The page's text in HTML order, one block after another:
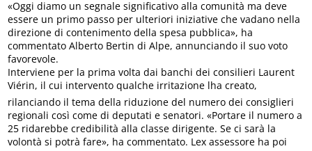
«Oggi diamo un segnale significativo alla comunità ma deve
essere un primo passo per ulteriori iniziative che vadano nella
direzione di contenimento della spesa pubblica», ha
commentato Alberto Bertin di Alpe, annunciando il suo voto
favorevole.
Interviene per la prima volta dai banchi dei consilieri Laurent
Viérin, il cui intervento qualche irritazione lha creato,
rilanciando il tema della riduzione del numero dei consiglieri
regionali così come di deputati e senatori. «Portare il numero a
25 ridarebbe credibilità alla classe dirigente. Se ci sarà la
volontà si potrà fare», ha commentato. Lex assessore ha poi